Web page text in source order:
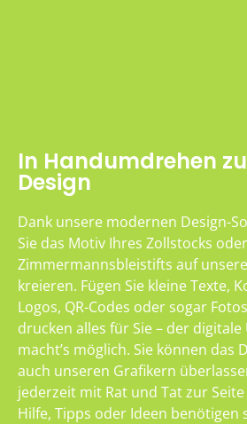
In Handumdrehen
Design
Dank unsere modernen Design-
Sie das Motiv Ihres Zollstocks
Zimmermannsbleistifts auf
kreieren. Fügen Sie kleine Texte,
Logos, QR-Codes oder sogar
drucken alles für Sie – der digitale
macht’s möglich. Sie können das
auch unseren Grafikern
jederzeit mit Rat und Tat zur
Hilfe, Tipps oder Ideen benötigen